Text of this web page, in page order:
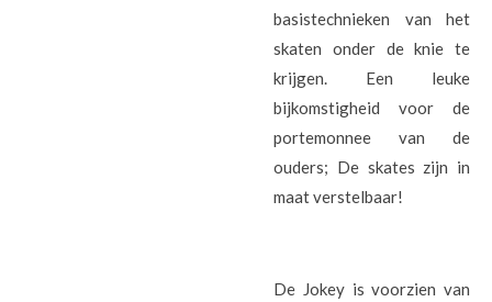
basistechnieken van het
skaten onder de knie te
krijgen. Een leuke
bijkomstigheid voor de
portemonnee van de
ouders; De skates zijn in
maat verstelbaar!
De Jokey is voorzien van